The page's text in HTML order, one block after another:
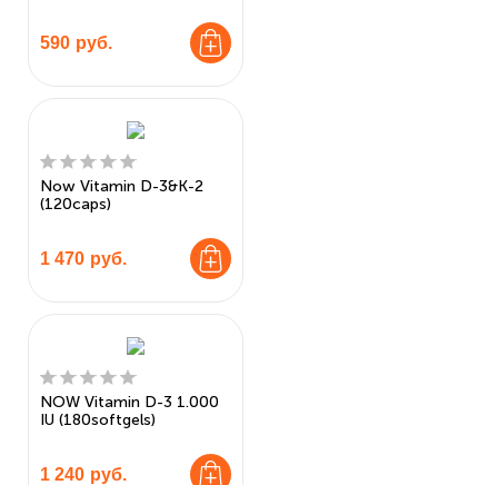
590 руб.
Now Vitamin D-3&K-2
(120caps)
1 470 руб.
NOW Vitamin D-3 1.000
IU (180softgels)
1 240 руб.